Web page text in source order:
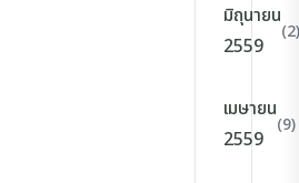
มิถุนายน
2559
(2)
เมษายน
2559
(9)